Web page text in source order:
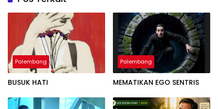
Palembang
BUSUK HATI
Palembang
MEMATIKAN EGO SENTRIS